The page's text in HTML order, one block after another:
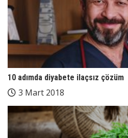
10 adımda diyabete ilaçsız çözüm
3 Mart 2018